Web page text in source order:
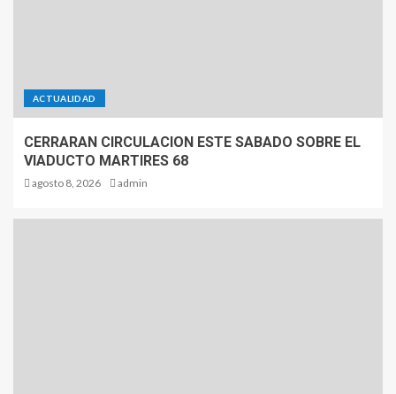
ACTUALIDAD
CERRARAN CIRCULACION ESTE SABADO SOBRE EL
VIADUCTO MARTIRES 68
agosto 8, 2026 admin